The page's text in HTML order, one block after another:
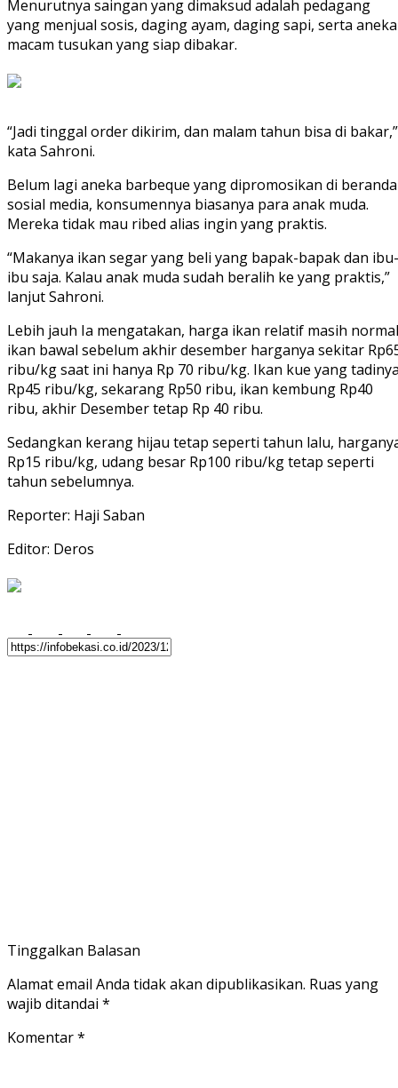
Menurutnya saingan yang dimaksud adalah pedagang
yang menjual sosis, daging ayam, daging sapi, serta aneka
macam tusukan yang siap dibakar.
“Jadi tinggal order dikirim, dan malam tahun bisa di bakar,”
kata Sahroni.
Belum lagi aneka barbeque yang dipromosikan di beranda
sosial media, konsumennya biasanya para anak muda.
Mereka tidak mau ribed alias ingin yang praktis.
“Makanya ikan segar yang beli yang bapak-bapak dan ibu-
ibu saja. Kalau anak muda sudah beralih ke yang praktis,”
lanjut Sahroni.
Lebih jauh Ia mengatakan, harga ikan relatif masih
ikan bawal sebelum akhir desember harganya sekitar
ribu/kg saat ini hanya Rp 70 ribu/kg. Ikan kue yang
Rp45 ribu/kg, sekarang Rp50 ribu, ikan kembung Rp40
ribu, akhir Desember tetap Rp 40 ribu.
Sedangkan kerang hijau tetap seperti tahun lalu,
Rp15 ribu/kg, udang besar Rp100 ribu/kg tetap seperti
tahun sebelumnya.
Reporter: Haji Saban
Editor: Deros
Tinggalkan Balasan
Alamat email Anda tidak akan dipublikasikan. Ruas yang
wajib ditandai *
Komentar*